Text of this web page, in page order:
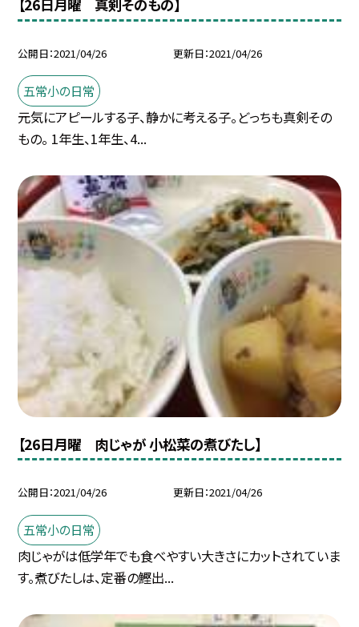
【26日月曜 真剣そのもの】
公開日 2021/04/26 更新日 2021/04/26
五常小の日常
元気にアピールする子、静かに考える子。どっちも真剣その
もの。 1年生、1年生、4...
【26日月曜 肉じゃが 小松菜の煮びたし】
公開日 2021/04/26 更新日 2021/04/26
五常小の日常
肉じゃがは低学年でも食べやすい大きさにカットされていま
す。煮びたしは、定番の鰹出...